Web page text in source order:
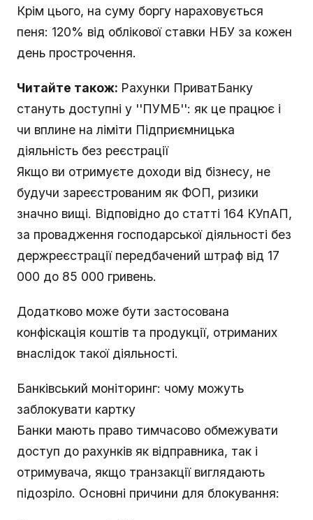
Крім цього, на суму боргу нараховується
пеня: 120% від облікової ставки НБУ за кожен
день прострочення.
Читайте також: Рахунки ПриватБанку
стануть доступні у ''ПУМБ'': як це працює і
чи вплине на ліміти Підприємницька
діяльність без реєстрації
Якщо ви отримуєте доходи від бізнесу, не
будучи зареєстрованим як ФОП, ризики
значно вищі. Відповідно до статті 164 КУпАП,
за провадження господарської діяльності без
держреєстрації передбачений штраф від 17
000 до 85 000 гривень.
Додатково може бути застосована
конфіскація коштів та продукції, отриманих
внаслідок такої діяльності.
Банківський моніторинг: чому можуть
заблокувати картку
Банки мають право тимчасово обмежувати
доступ до рахунків як відправника, так і
отримувача, якщо транзакції виглядають
підозріло. Основні причини для блокування: